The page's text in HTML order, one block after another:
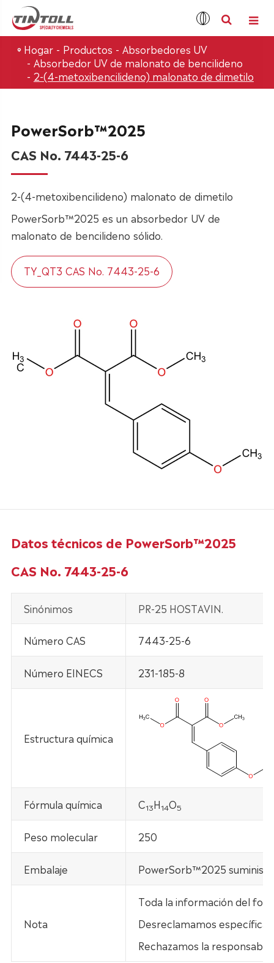
Hogar Productos
Absorbedores UV
Absorbedor UV de malonato de bencilideno
2-(4-metoxibencilideno) malonato de dimetilo
PowerSorb™2025
CAS No. 7443-25-6
2-(4-metoxibencilideno) malonato de dimetilo
PowerSorb™2025 es un absorbedor UV de
malonato de bencilideno sólido.
TY_QT3 CAS No. 7443-25-6
Datos técnicos de PowerSorb™2025
CAS No. 7443-25-6
Sinónimos PR-25 HOSTAVIN.
Número CAS 7443-25-6
Número EINECS 231-185-8
Estructura química
Fórmula química C13H14O5
Peso molecular 250
Embalaje PowerSorb™2025
Nota
Toda la información del
Desreclamamos
Rechazamos la